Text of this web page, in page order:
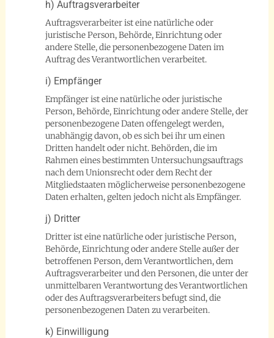
h) Auftragsverarbeiter
Auftragsverarbeiter ist eine natürliche oder
juristische Person, Behörde, Einrichtung oder
andere Stelle, die personenbezogene Daten im
Auftrag des Verantwortlichen verarbeitet.
i) Empfänger
Empfänger ist eine natürliche oder juristische
Person, Behörde, Einrichtung oder andere Stelle, der
personenbezogene Daten offengelegt werden,
unabhängig davon, ob es sich bei ihr um einen
Dritten handelt oder nicht. Behörden, die im
Rahmen eines bestimmten Untersuchungsauftrags
nach dem Unionsrecht oder dem Recht der
Mitgliedstaaten möglicherweise personenbezogene
Daten erhalten, gelten jedoch nicht als Empfänger.
j) Dritter
Dritter ist eine natürliche oder juristische Person,
Behörde, Einrichtung oder andere Stelle außer der
betroffenen Person, dem Verantwortlichen, dem
Auftragsverarbeiter und den Personen, die unter der
unmittelbaren Verantwortung des Verantwortlichen
oder des Auftragsverarbeiters befugt sind, die
personenbezogenen Daten zu verarbeiten.
k) Einwilligung